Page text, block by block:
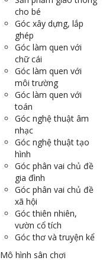
cho bé
Góc xây dựng, lắp
ghép
Góc làm quen với
chữ cái
Góc làm quen với
môi trường
Góc làm quen với
toán
Góc nghệ thuật âm
nhạc
Góc nghệ thuật tạo
hình
Góc phân vai chủ đề
gia đình
Góc phân vai chủ đề
xã hội
Góc thiên nhiên,
vườn cổ tích
Góc thơ và truyện kể
Mô hình sân chơi